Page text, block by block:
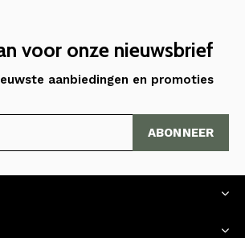
voor onze nieuwsbrief
aanbiedingen en promoties
ABONNEER